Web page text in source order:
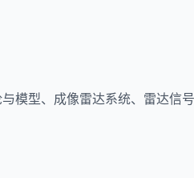
模型、成像雷达系统、雷达信